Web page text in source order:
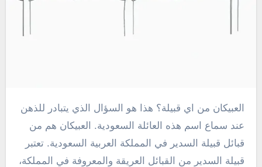
عند سماع اسم هذه العائلة السعودية. العبيكان هم من
قبائل قبيلة السدير في المملكة العربية السعودية. تعتبر
قبيلة السدير من القبائل العريقة والمعروفة في المملكة،